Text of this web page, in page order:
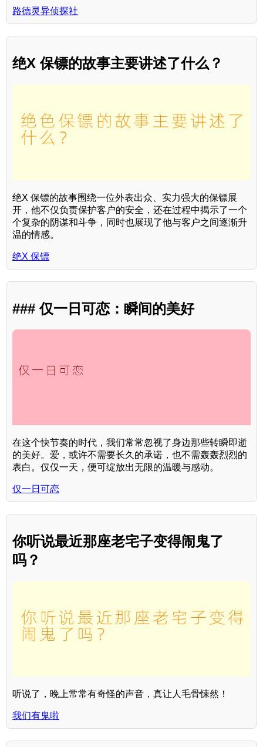
路德灵异侦探社
绝X 保镖的故事主要讲述了什么？
绝X 保镖的故事围绕一位外表出众、实力强大的保镖展
开，他不仅负责保护客户的安全，还在过程中揭示了一个
个复杂的阴谋和斗争，同时也展现了他与客户之间逐渐升
温的情感。
绝X 保镖
### 仅一日可恋：瞬间的美好
在这个快节奏的时代，我们常常忽视了身边那些转瞬即逝
的美好。爱，或许不需要长久的承诺，也不需轰轰烈烈的
表白。仅仅一天，便可绽放出无限的温暖与感动。
仅一日可恋
你听说最近那座老宅子变得闹鬼了
吗？
听说了，晚上常常有奇怪的声音，真让人毛骨悚然！
我们有鬼啦